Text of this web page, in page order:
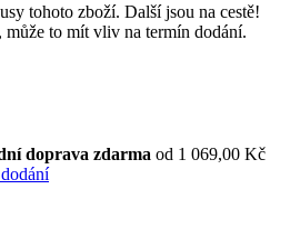
tohoto zboží. Další jsou na cestě!
to mít vliv na termín dodání.
doprava zdarma od 1 069,00 Kč